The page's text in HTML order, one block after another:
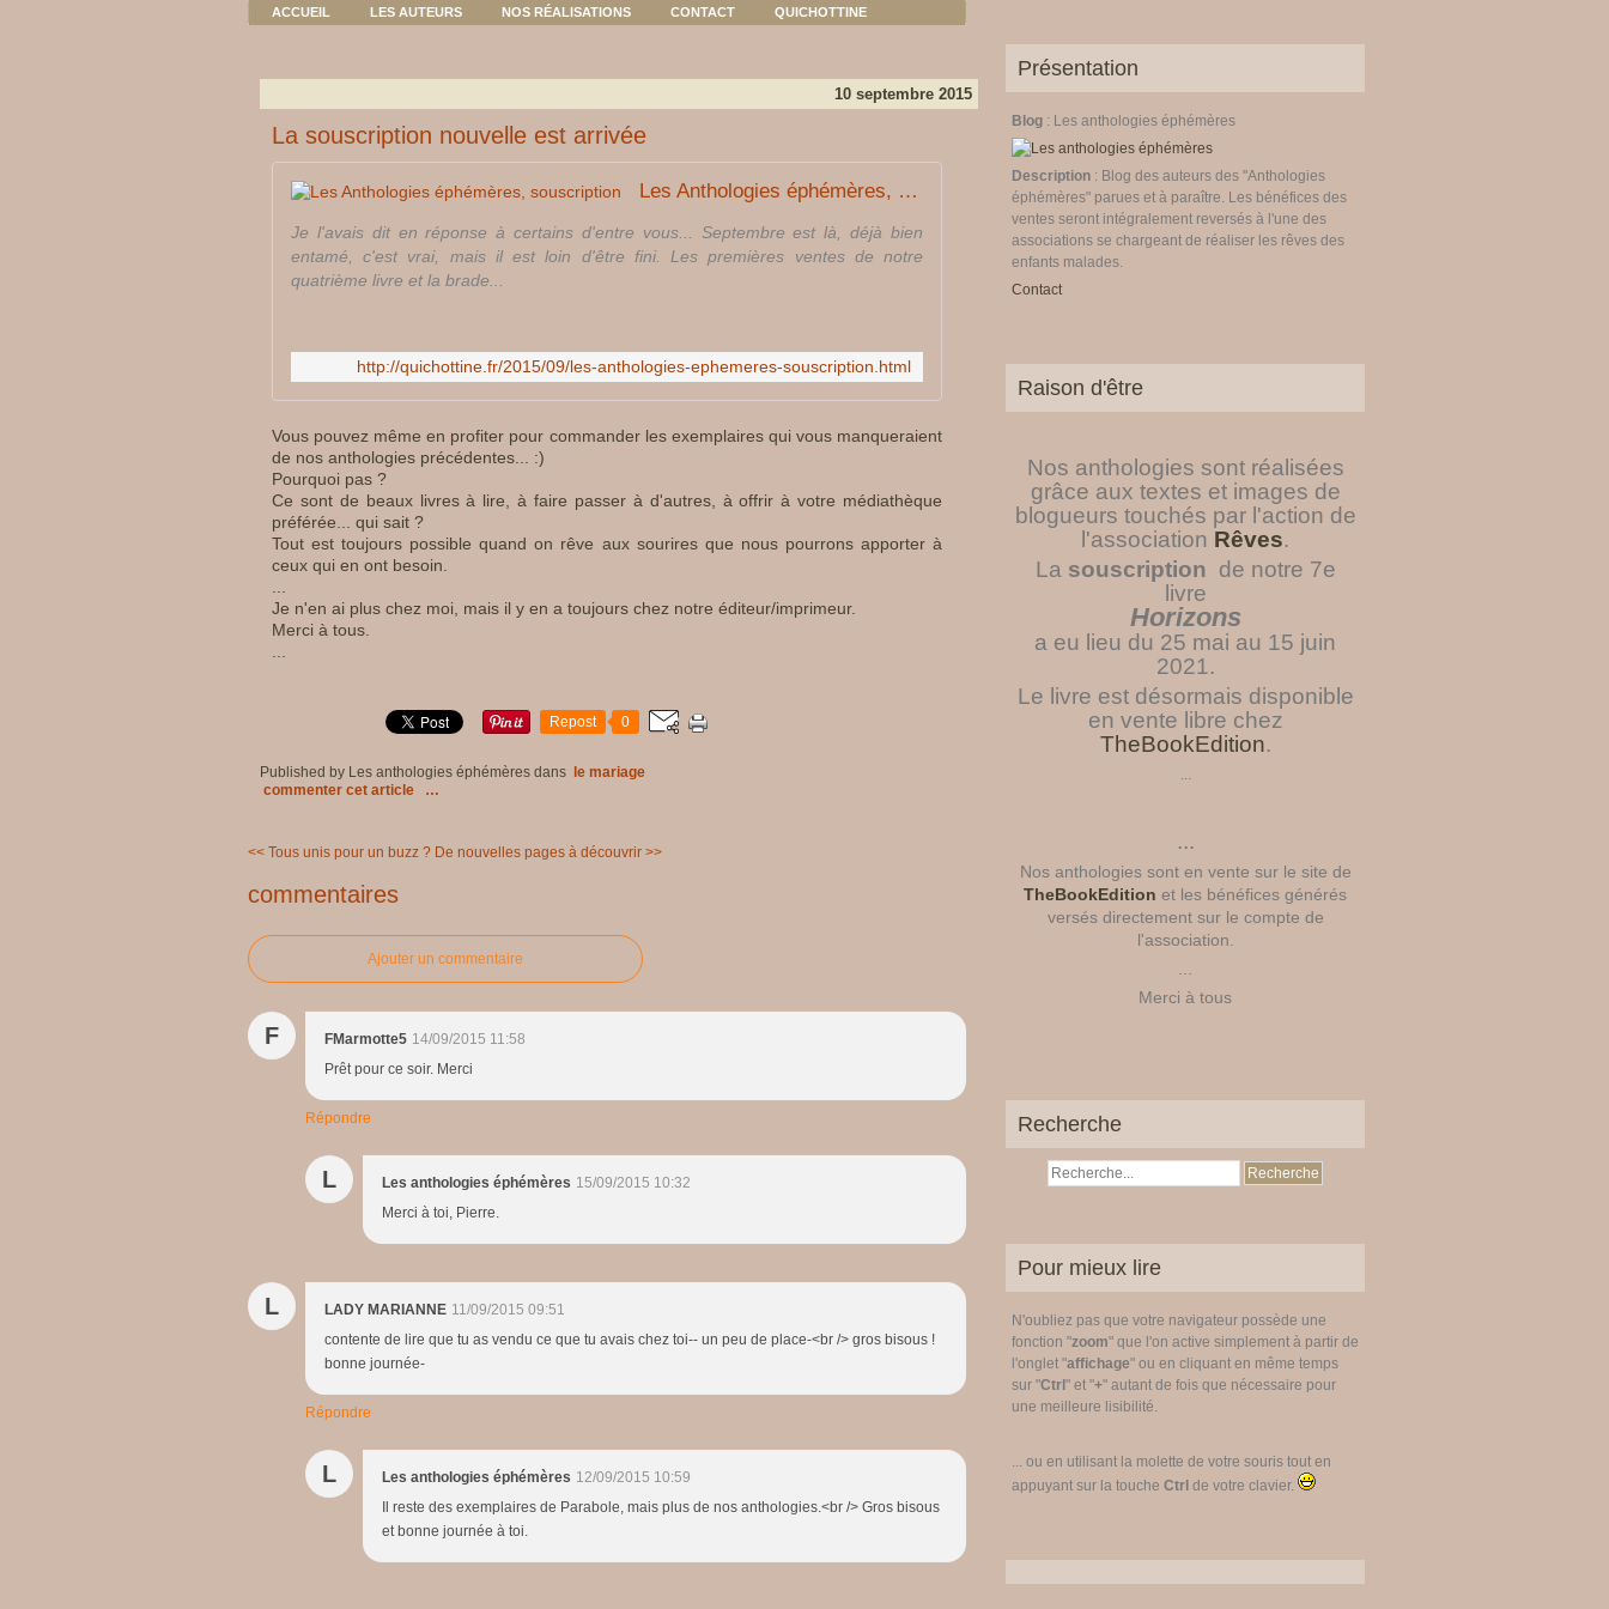
ACCUEIL LES AUTEURS NOS RÉALISATIONS CONTACT QUICHOTTINE
10 septembre 2015
La souscription nouvelle est arrivée
Les Anthologies éphémères, souscription
Je l'avais dit en réponse à certains d'entre vous... Septembre est là, déjà bien
entamé, c'est vrai, mais il est loin d'être fini. Les premières ventes de notre
quatrième livre et la brade...
http://quichottine.fr/2015/09/les-anthologies-ephemeres-souscription.html
Vous pouvez même en profiter pour commander les exemplaires qui vous manqueraient
de nos anthologies précédentes... :)
Pourquoi pas ?
Ce sont de beaux livres à lire, à faire passer à d'autres, à offrir à votre médiathèque
préférée... qui sait ?
Tout est toujours possible quand on rêve aux sourires que nous pourrons apporter à
ceux qui en ont besoin.
Je n'en ai plus chez moi, mais il y en a toujours chez notre éditeur/imprimeur.
Merci à tous.
Repost 0
Published by Les anthologies éphémères dans
le mariage
commenter cet article
…
<< Tous unis pour un buzz ? De nouvelles pages à découvrir >>
commentaires
Ajouter un commentaire
F FMarmotte5 14/09/2015 11:58
Prêt pour ce soir. Merci
Répondre
L Les anthologies éphémères 15/09/2015 10:32
Merci à toi, Pierre.
L LADY MARIANNE 11/09/2015 09:51
contente de lire que tu as vendu ce que tu avais chez toi-- un peu de place-<br /> gros bisous !
bonne journée-
Répondre
L Les anthologies éphémères 12/09/2015 10:59
Il reste des exemplaires de Parabole, mais plus de nos anthologies.<br /> Gros bisous
et bonne journée à toi.
Présentation
Blog : Les anthologies éphémères
Description : Blog des auteurs des "Anthologies
éphémères" parues et à paraître. Les bénéfices des
ventes seront intégralement reversés à l'une des
associations se chargeant de réaliser les rêves des
enfants malades.
Contact
Raison d'être
Nos anthologies sont réalisées
grâce aux textes et images de
blogueurs touchés par l'action de
l'association Rêves.
La souscription de notre 7e
livre
Horizons
a eu lieu du 25 mai au 15 juin
2021.
Le livre est désormais disponible
en vente libre chez
TheBookEdition.
...
...
Nos anthologies sont en vente sur le site de
TheBookEdition et les bénéfices générés
versés directement sur le compte de
l'association.
Merci à tous
Recherche
Pour mieux lire
N'oubliez pas que votre navigateur possède une
fonction "zoom" que l'on active simplement à partir de
l'onglet "affichage" ou en cliquant en même temps
sur "Ctrl " et "+" autant de fois que nécessaire pour
une meilleure lisibilité.
... ou en utilisant la molette de votre souris tout en
appuyant sur la touche Ctrl de votre clavier.